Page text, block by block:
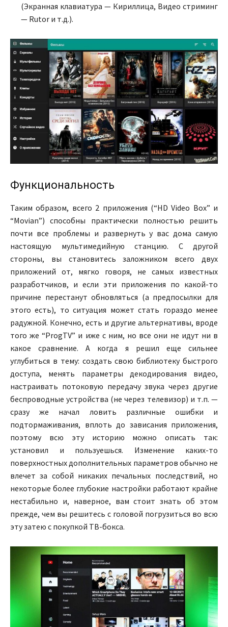
(Экранная клавиатура — Кириллица, Видео стриминг
— Rutor и т.д.).
Функциональность
Таким образом, всего 2 приложения (“HD Video Box” и
“Movian”) способны практически полностью решить
почти все проблемы и развернуть у вас дома самую
настоящую мультимедийную станцию. С другой
стороны, вы становитесь заложником всего двух
приложений от, мягко говоря, не самых известных
разработчиков, и если эти приложения по какой-то
причине перестанут обновляться (а предпосылки для
этого есть), то ситуация может стать гораздо менее
радужной. Конечно, есть и другие альтернативы, вроде
того же “ProgTV” и иже с ним, но все они не идут ни в
какое сравнение. А когда я решил еще сильнее
углубиться в тему: создать свою библиотеку быстрого
доступа, менять параметры декодирования видео,
настраивать потоковую передачу звука через другие
беспроводные устройства (не через телевизор) и т.п. —
сразу же начал ловить различные ошибки и
подтормаживания, вплоть до зависания приложения,
поэтому всю эту историю можно описать так:
установил и пользуешься. Изменение каких-то
поверхностных дополнительных параметров обычно не
влечет за собой никаких печальных последствий, но
некоторые более глубокие настройки работают крайне
нестабильно и, наверное, вам стоит знать об этом
прежде, чем вы решитесь с головой погрузиться во всю
эту затею с покупкой ТВ-бокса.